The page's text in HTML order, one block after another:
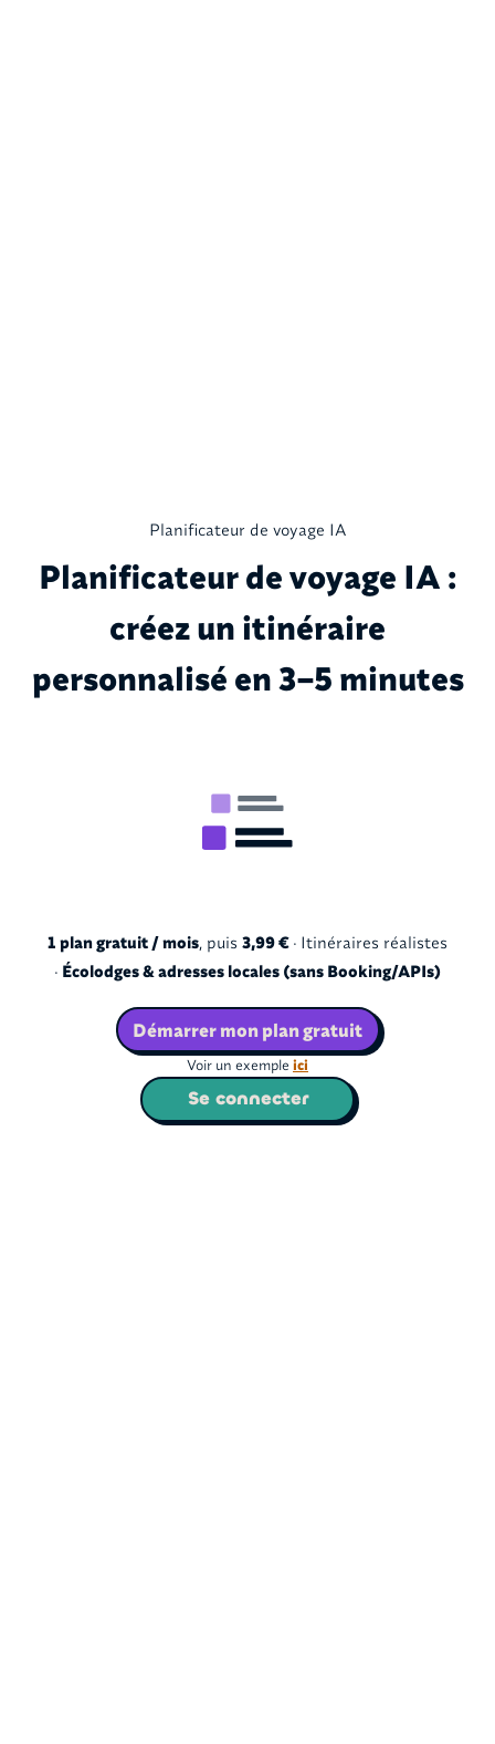
Planificateur de voyage IA
Planificateur de voyage IA :
créez un itinéraire
personnalisé en 3–5 minutes
1 plan gratuit / mois, puis 3,99 € · Itinéraires réalistes
· Écolodges & adresses locales (sans Booking/APIs)
Démarrer mon plan gratuit
Voir un exemple ici
Se connecter